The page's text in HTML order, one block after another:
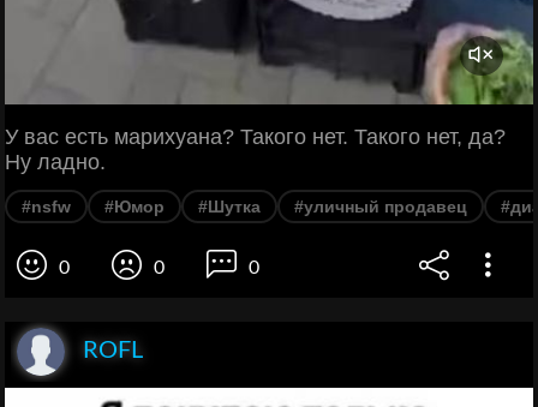
У вас есть марихуана? Такого нет. Такого нет, да?
Ну ладно.
#nsfw #Юмор #Шутка #уличный продавец
0 0 0
ROFL